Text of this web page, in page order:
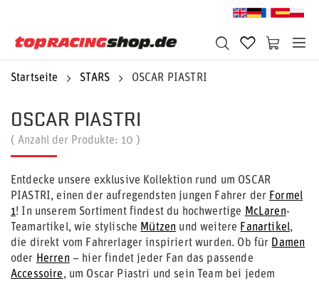
Startseite STARS OSCAR PIASTRI
OSCAR PIASTRI
( Anzahl der Produkte: 10 )
Entdecke unsere exklusive Kollektion rund um OSCAR
PIASTRI, einen der aufregendsten jungen Fahrer der Formel
1! In unserem Sortiment findest du hochwertige McLaren-
Teamartikel, wie stylische Mützen und weitere Fanartikel,
die direkt vom Fahrerlager inspiriert wurden. Ob für Damen
oder Herren – hier findet jeder Fan das passende
Accessoire, um Oscar Piastri und sein Team bei jedem